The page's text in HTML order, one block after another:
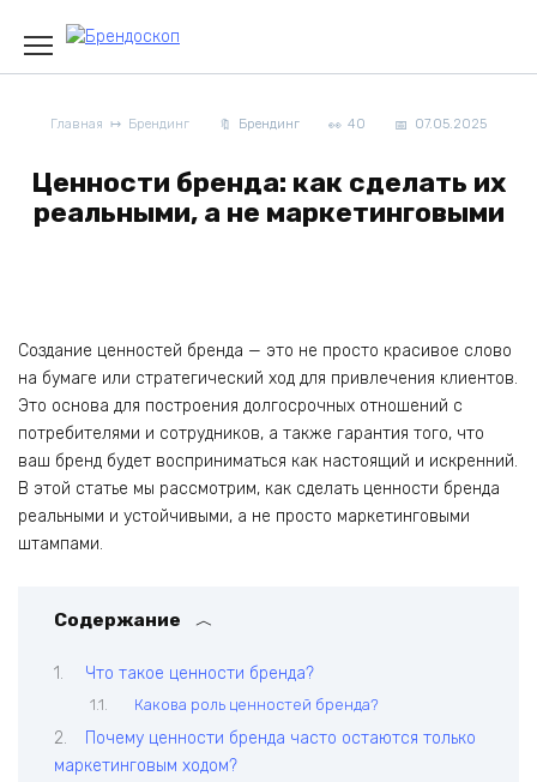
content
Главная Брендинг Брендинг 40 07.05.2025
Ценности бренда: как сделать их
реальными, а не маркетинговыми
Создание ценностей бренда — это не просто красивое слово
на бумаге или стратегический ход для привлечения клиентов.
Это основа для построения долгосрочных отношений с
потребителями и сотрудников, а также гарантия того, что
ваш бренд будет восприниматься как настоящий и искренний.
В этой статье мы рассмотрим, как сделать ценности бренда
реальными и устойчивыми, а не просто маркетинговыми
штампами.
Содержание
Что такое ценности бренда?
Какова роль ценностей бренда?
Почему ценности бренда часто остаются только
маркетинговым ходом?